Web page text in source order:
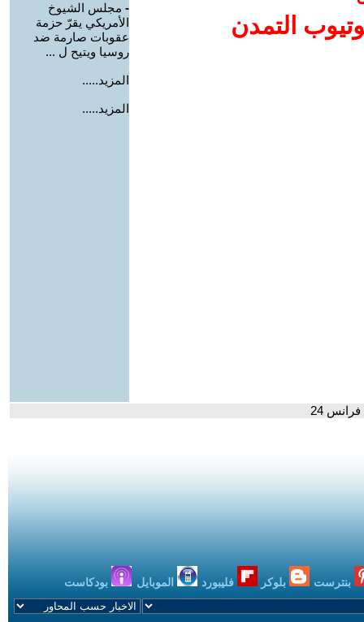
التمدن
- مجلس الشيوخ
الأمريكي يقرّ حزمة
عقوبات صارمة ضد
روسيا ويتيح ل ...
المزيد.....
المزيد.....
24
بنترست بلوكر فليبورد الموبايل بودكاست